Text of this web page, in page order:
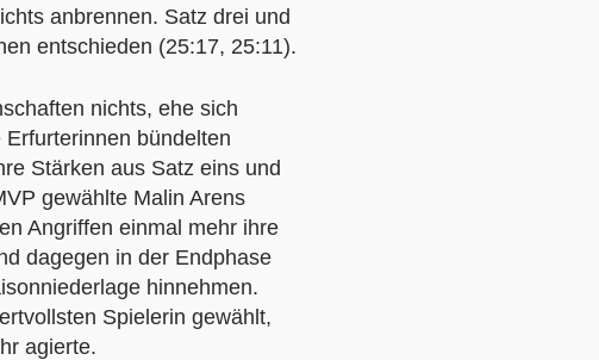
anbrennen. Satz drei und
entschieden (25:17, 25:11).
nichts, ehe sich
bündelten
Stärken aus Satz eins und
gewählte Malin Arens
Angriffen einmal mehr ihre
dagegen in der Endphase
hinnehmen.
Spielerin gewählt,
agierte.